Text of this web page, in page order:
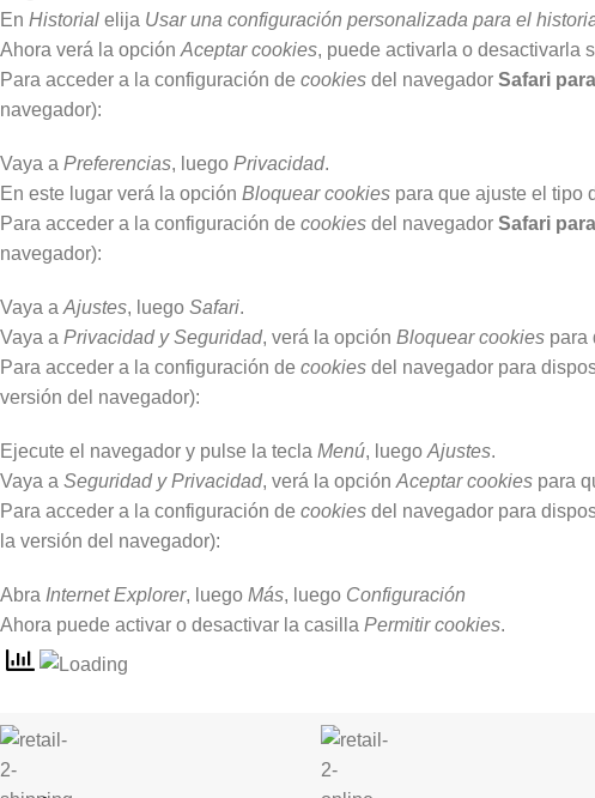
En Historial elija Usar una configuración personalizada para el
Ahora verá la opción Aceptar cookies, puede activarla o desactivarla
Para acceder a la configuración de cookies del navegador Safari
navegador):
Vaya a Preferencias, luego Privacidad.
En este lugar verá la opción Bloquear cookies para que ajuste el tipo
Para acceder a la configuración de cookies del navegador Safari
navegador):
Vaya a Ajustes, luego Safari.
Vaya a Privacidad y Seguridad, verá la opción Bloquear cookies para
Para acceder a la configuración de cookies del navegador para
versión del navegador):
Ejecute el navegador y pulse la tecla Menú, luego Ajustes.
Vaya a Seguridad y Privacidad, verá la opción Aceptar cookies para
Para acceder a la configuración de cookies del navegador para
la versión del navegador):
Abra Internet Explorer, luego Más, luego Configuración
Ahora puede activar o desactivar la casilla Permitir cookies.